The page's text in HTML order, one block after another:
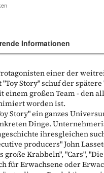
einer der
Story" schuf der
einem großen Team - den
worden ist.
Story" ein ganzes
Dinge.
ihresgleichen
producers" John
große Krabbeln", "Cars",
für Erwachsene oder
Informationen